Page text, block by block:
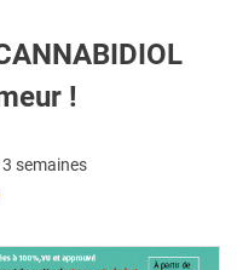
!
semaines